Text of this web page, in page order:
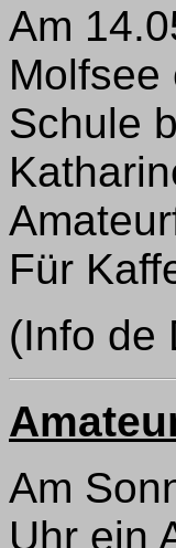
Am
Molfsee
Schule
Für
(Info de
Am
Uhr ein